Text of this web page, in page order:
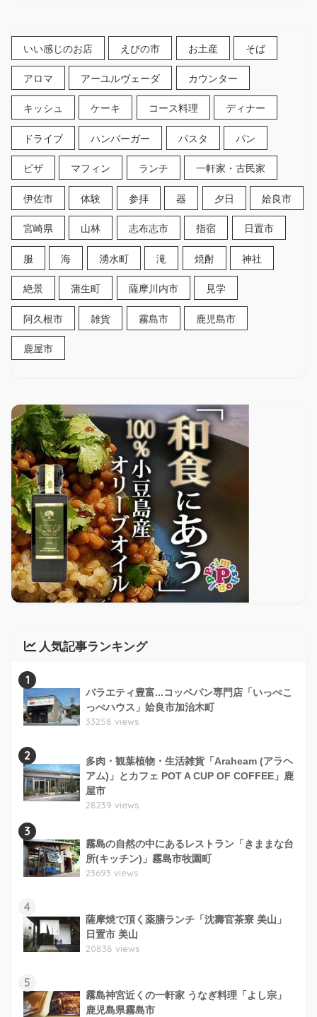
いい感じのお店 えびの市 お土産 そば
アロマ アーユルヴェーダ カウンター
キッシュ ケーキ コース料理 ディナー
ドライブ ハンバーガー パスタ パン
ピザ マフィン ランチ 一軒家・古民家
伊佐市 体験 参拝 器 夕日 姶良市
宮崎県 山林 志布志市 指宿 日置市
服 海 湧水町 滝 焼酎 神社
絶景 蒲生町 薩摩川内市 見学
阿久根市 雑貨 霧島市 鹿児島市
鹿屋市
人気記事ランキング
1
バラエティ豊富...コッペパン専門店「いっぺこ
っぺハウス」姶良市加治木町
33258 views
2
多肉・観葉植物・生活雑貨「Araheam (アラヘ
アム)」とカフェ POT A CUP OF COFFEE」鹿
屋市
28239 views
3
霧島の自然の中にあるレストラン「きままな台
所(キッチン)」霧島市牧園町
23693 views
4
薩摩焼で頂く薬膳ランチ「沈壽官茶寮 美山」
日置市 美山
20838 views
5
霧島神宮近くの一軒家 うなぎ料理「よし宗」
鹿児島県霧島市